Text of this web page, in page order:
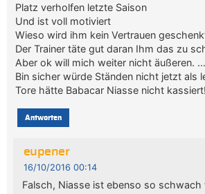
Platz verholfen letzte Saison
Und ist voll motiviert
Wieso wird ihm kein Vertrauen
Der Trainer täte gut daran Ihm das zu
Aber ok will mich weiter nicht äußeren.
Bin sicher würde Ständen nicht jetzt als
Tore hätte Babacar Niasse nicht
Antworten
eupener
16/10/2016 00:14
Falsch, Niasse ist ebenso so schwach